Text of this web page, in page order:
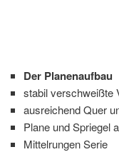
Der Planenaufbau
stabil verschweißte
ausreichend Quer
Plane und Spriegel
Mittelrungen Serie